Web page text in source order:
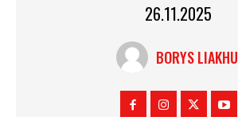
26.11.2025
BORYS LIAKHU